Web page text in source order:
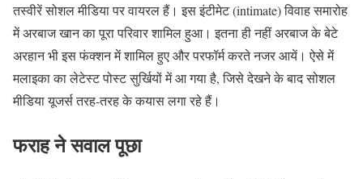
तस्वीरें सोशल मीडिया पर वायरल हैं। इस इंटीमेट (intimate) विवाह समारोह
में अरबाज खान का पूरा परिवार शामिल हुआ। इतना ही नहीं अरबाज के बेटे
अरहान भी इस फंक्शन में शामिल हुए और परफॉर्म करते नजर आयें। ऐसे में
मलाइका का लेटेस्ट पोस्ट सुर्खियों में आ गया है, जिसे देखने के बाद सोशल
मीडिया यूजर्स तरह-तरह के कयास लगा रहे हैं।
फराह ने सवाल पूछा